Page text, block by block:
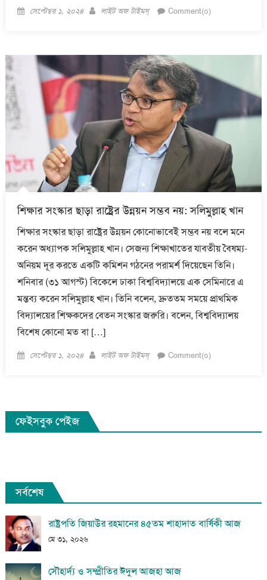
Posted
সেপ্টেম্বর ১, ২০২৪ Author
লাইট অফ টাইমস্ Comment(০)
শিক্ষার সংস্কার ছাড়া রাষ্ট্রের উন্নয়ন সম্ভব নয়: সলিমুল্লাহ খান
শিক্ষার সংস্কার ছাড়া রাষ্ট্রের উন্নয়ন কোনোভাবেই সম্ভব নয় বলে মনে
করেন অধ্যাপক সলিমুল্লাহ খান। সেজন্য শিক্ষাখাতের যাবতীয় বৈষম্য-
অনিয়ম দূর করতে একটি কমিশন গঠনের পরামর্শ দিয়েছেন তিনি।
শনিবার (৩১ আগস্ট) বিকেলে ঢাকা বিশ্ববিদ্যালয়ে এক সেমিনারে এ
মন্তব্য করেন সলিমুল্লাহ খান। তিনি বলেন, দ্রুততম সময়ে প্রাথমিক
বিদ্যালয়ের শিক্ষকদের বেতন সংস্কার জরুরি। বলেন, বিশ্ববিদ্যালয়
বিশেষ কোনো মত বা […]
Posted
সেপ্টেম্বর ১, ২০২৪ Author
লাইট অফ টাইমস্ Comment(০)
ফেইসবুক পেইজ
সর্বশেষ
রাষ্ট্রপতি জিয়াউর রহমানের ৪৫তম শাহাদাত বার্ষিকী আজ
মে ৩১, ২০২৬
সৌহার্দ্য ও সম্প্রীতির ঈদুল আজহা আজ